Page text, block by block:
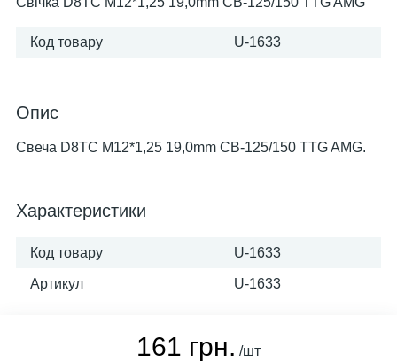
Код товару U-1633
Опис
Свеча D8TC M12*1,25 19,0mm СВ-125/150 TTG AMG.
Характеристики
Код товару U-1633
Артикул U-1633
161 грн. /шт